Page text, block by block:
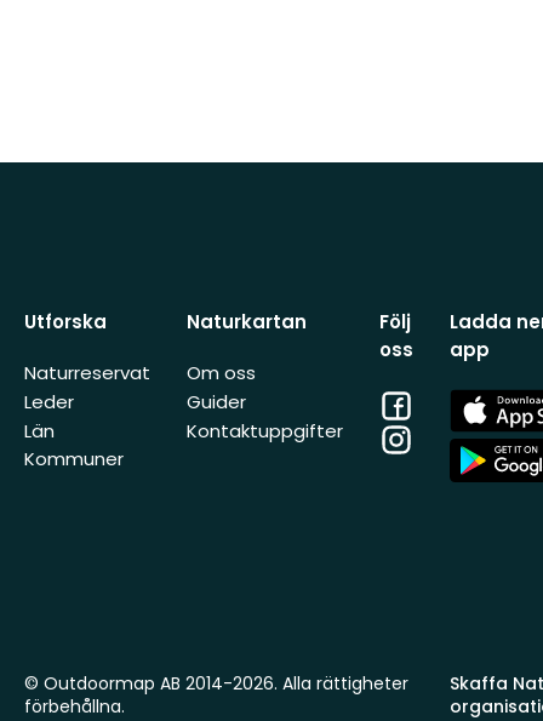
Utforska
Naturreservat
Leder
Län
Kommuner
Naturkartan
Om oss
Guider
Kontaktuppgifter
Följ
oss
Facebook
Instagram
Ladda
app
App
Store
App
Store
Skaffa
© Outdoormap AB 2014-2026. Alla rättigheter
förbehållna.